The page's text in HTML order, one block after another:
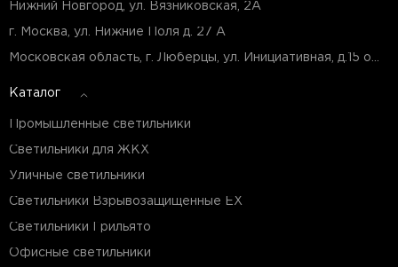
Нижний Новгород, ул. Вязниковская, 2А
г. Москва, ул. Нижние Поля д. 27 А
Каталог
Промышленные светильники
Светильники для ЖКХ
Уличные светильники
Светильники Взрывозащищенные EX
Светильники Грильято
Офисные светильники